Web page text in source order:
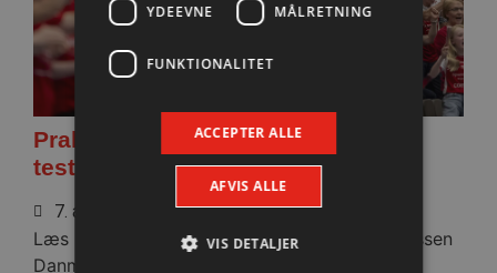
Praktisk information til dagens
testkamp mod Füchse Berlin
7. august 2026
Læs praktisk info til aftenens kamp i Sparekassen
Danmark Arena.
YDEEVNE MÅLRETNING
FUNKTIONALITET
ACCEPTER ALLE
AFVIS ALLE
VIS DETALJER